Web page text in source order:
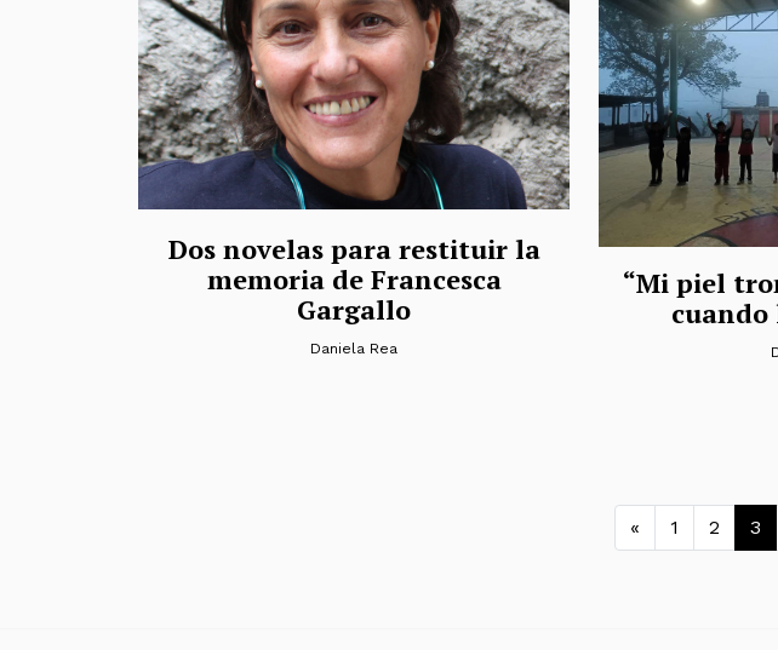
Dos novelas para restituir la
memoria de Francesca
Gargallo
Daniela Rea
“Mi piel
« 1 2 3